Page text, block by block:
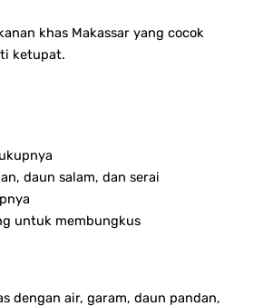
khas Makassar yang cocok
ketupat.
daun salam, dan serai
untuk membungkus
dengan air, garam, daun pandan,